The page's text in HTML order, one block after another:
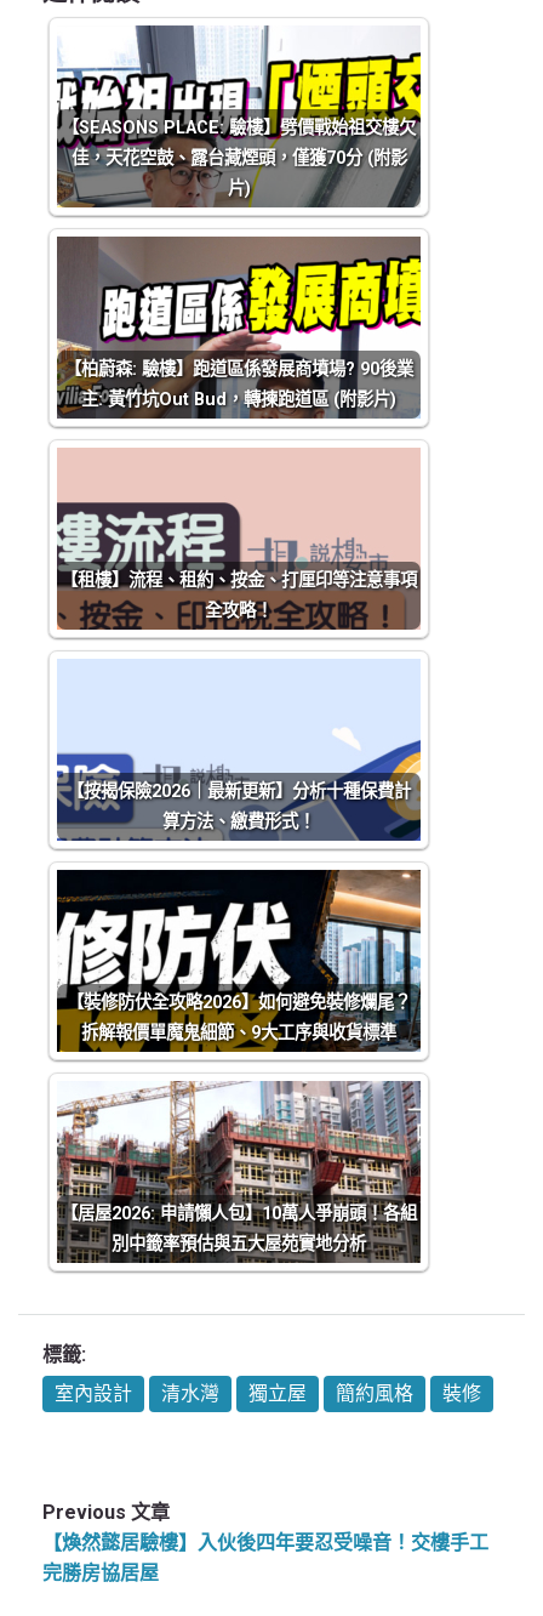
【SEASONS PLACE: 驗樓】劈價戰始祖交樓欠
佳，天花空鼓、露台藏煙頭，僅獲70分 (附影
片)
【柏蔚森: 驗樓】跑道區係發展商墳場? 90後業
主: 黃竹坑Out Bud，轉揀跑道區 (附影片)
【租樓】流程、租約、按金、打厘印等注意事項
全攻略！
【按揭保險2026｜最新更新】分析十種保費計
算方法、繳費形式！
【裝修防伏全攻略2026】如何避免裝修爛尾？
拆解報價單魔鬼細節、9大工序與收貨標準
【居屋2026: 申請懶人包】10萬人爭崩頭！各組
別中籤率預估與五大屋苑實地分析
標籤:
室內設計
清水灣 獨立屋 簡約風格 裝修
Previous 文章
【煥然懿居驗樓】入伙後四年要忍受噪音！交樓手工
完勝房協居屋